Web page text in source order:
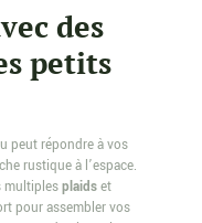
des
petits
peut répondre à vos
rustique à l’espace.
multiplesplaidset
pour assembler vos